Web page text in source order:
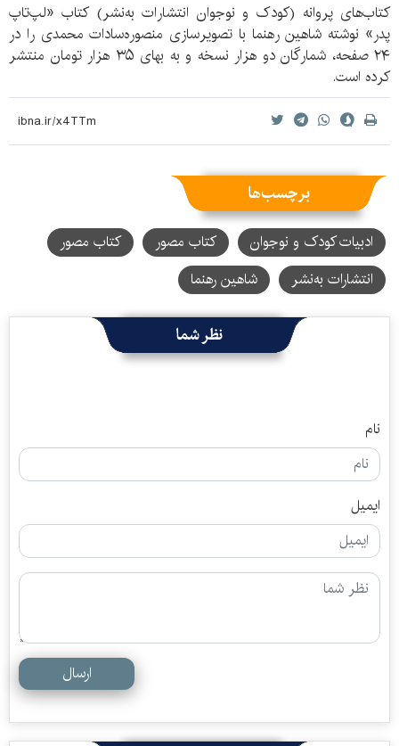
کتاب‌های پروانه (کودک و نوجوان انتشارات به‌نشر) کتاب «لپ‌تاپ
پدر» نوشته شاهین رهنما با تصویرسازی منصوره‌سادات محمدی را در
۲۴ صفحه، شمارگان دو هزار نسخه و به بهای ۳۵ هزار تومان منتشر
کرده است.
برچسب‌ها
ادبیات کودک و نوجوان کتاب مصور
کتاب مصور
انتشارات به‌نشر
شاهین رهنما
نظر شما
نام
ایمیل
ارسال